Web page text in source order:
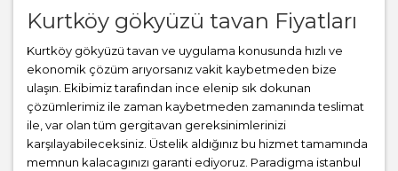
Kurtköy gökyüzü tavan Fiyatları
Kurtköy gökyüzü tavan ve uygulama konusunda hızlı ve
ekonomik çözüm arıyorsanız vakit kaybetmeden bize
ulaşın. Ekibimiz tarafından ince elenip sık dokunan
çözümlerimiz ile zaman kaybetmeden zamanında teslimat
ile, var olan tüm gergitavan gereksinimlerinizi
karşılayabileceksiniz. Üstelik aldığınız bu hizmet tamamında
memnun kalacagınızı garanti ediyoruz. Paradigma istanbul